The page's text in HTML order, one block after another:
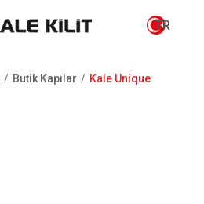
TR
Butik Kapılar Kale Unique